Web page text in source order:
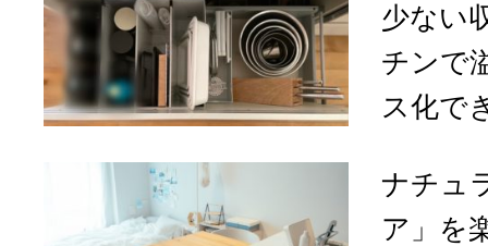
少ない
チンで
ス化で
ナチュ
ア」を